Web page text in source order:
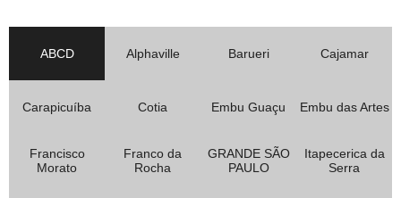
ABCD Alphaville Barueri Cajamar
Carapicuíba Cotia Embu Guaçu Embu das Artes
Francisco
Morato
Franco da
Rocha
GRANDE SÃO
PAULO
Itapecerica da
Serra